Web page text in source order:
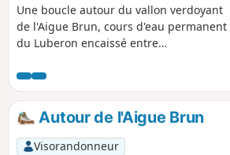
Une boucle autour du vallon verdoyant
de l'Aigue Brun, cours d'eau permanent
du Luberon encaissé entre
Sivergues et la Baume de l'Eau sur le
retour.
Autour de l'Aigue Brun
Visorandonneur